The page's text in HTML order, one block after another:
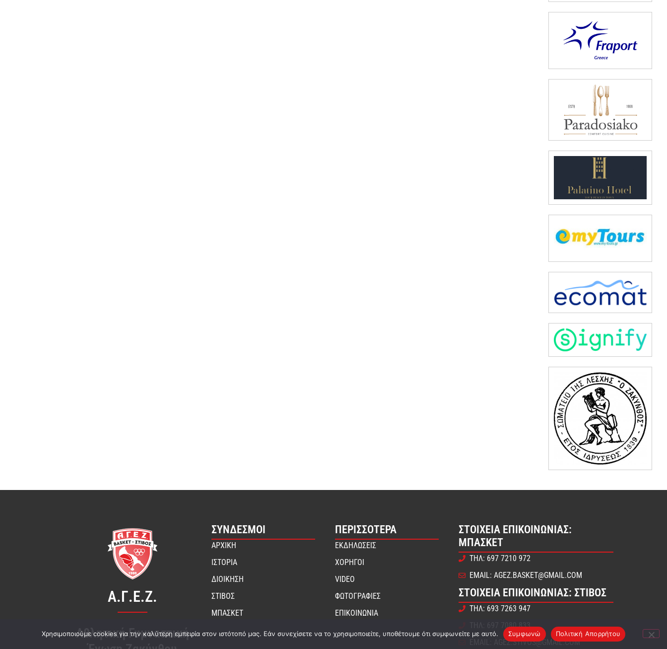
Α.Γ.Ε.Ζ.
Αθλητική Γυμναστική
ΣΎΝΔΕΣΜΟΙ
ΑΡΧΙΚΗ
ΙΣΤΟΡΙΑ
ΔΙΟΙΚΗΣΗ
ΣΤΙΒΟΣ
ΜΠΑΣΚΕΤ
ΠΕΡΙΣΣΟΤΕΡΑ
ΕΚΔΗΛΩΣΕΙΣ
ΧΟΡΗΓΟΙ
VIDEO
ΦΩΤΟΓΡΑΦΙΕΣ
ΕΠΙΚΟΙΝΩΝΙΑ
ΣΤΟΙΧΕΊΑ ΕΠΙΚΟΙΝΩΝΊΑΣ:
ΜΠΆΣΚΕΤ
ΤΗΛ: 697 7210 972
EMAIL: AGEZ.BASKET@GMAIL.COM
ΣΤΟΙΧΕΊΑ ΕΠΙΚΟΙΝΩΝΊΑΣ: ΣΤΊΒΟΣ
ΤΗΛ: 693 7263 947
ΤΗΛ: 697 7080 833
EMAIL: AGEZ.STIVOS@GMAIL.COM
Χρησιμοποιούμε cookies για την καλύτερη εμπειρία στον ιστότοπό μας. Εάν συνεχίσετε να το χρησιμοποιείτε, υποθέτουμε ότι συμφωνείτε με αυτό. Συμφωνώ Πολιτική Απορρήτου